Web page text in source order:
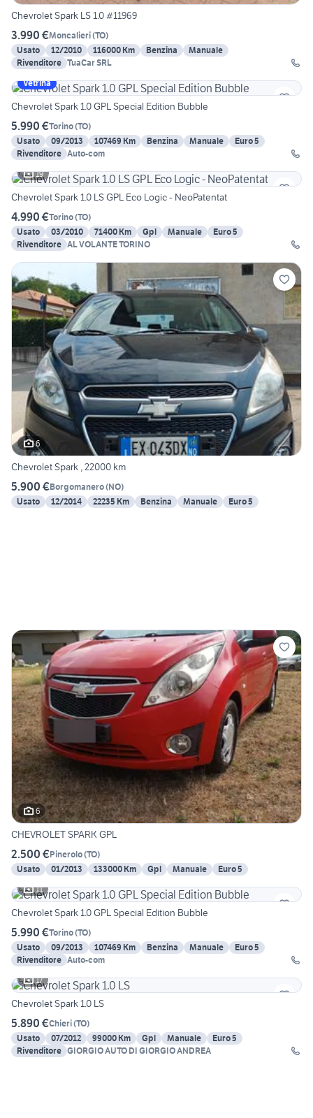
Chevrolet Spark LS 1.0 #11969
3.990 €Moncalieri(TO)
Usato
12/2010 116000 Km Benzina
Manuale
Rivenditore TuaCar SRL
Vetrina
Chevrolet Spark 1.0 GPL Special Edition Bubble
5.990 €Torino(TO)
Usato
09/2013 107469 Km Benzina Manuale
Euro 5
Rivenditore Auto-com
19
Chevrolet Spark 1.0 LS GPL Eco Logic - NeoPatentat
4.990 €Torino(TO)
Usato
03/2010 71400 Km Gpl Manuale
Euro 5
Rivenditore AL VOLANTE TORINO
6
Chevrolet Spark , 22000 km
5.900 €Borgomanero(NO)
Usato
12/2014 22235 Km Benzina Manuale Euro 5
6
CHEVROLET SPARK GPL
2.500 €Pinerolo(TO)
Usato
01/2013 133000 Km Gpl Manuale
Euro 5
11
Chevrolet Spark 1.0 GPL Special Edition Bubble
5.990 €Torino(TO)
Usato
09/2013 107469 Km Benzina Manuale
Euro 5
Rivenditore Auto-com
17
Chevrolet Spark 1.0 LS
5.890 €Chieri(TO)
Usato
07/2012 99000 Km Gpl Manuale
Euro 5
Rivenditore GIORGIO AUTO DI GIORGIO ANDREA